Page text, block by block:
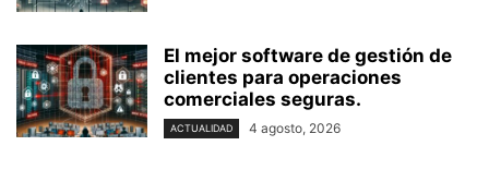
El mejor software de gestión de
clientes para operaciones
comerciales seguras.
ACTUALIDAD 4 agosto, 2026